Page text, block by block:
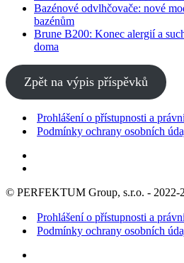
Bazénové odvlhčovače: nové
bazénům
Brune B200: Konec alergií a
doma
Zpět na výpis příspěvků
Prohlášení o přístupnosti a
Podmínky ochrany osobních
© PERFEKTUM Group, s.r.o. - 2022-
Prohlášení o přístupnosti a
Podmínky ochrany osobních